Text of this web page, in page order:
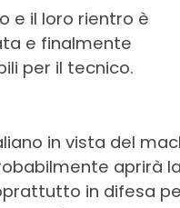
e il loro rientro è
e finalmente
per il tecnico.
in vista del
aprirà
in difesa